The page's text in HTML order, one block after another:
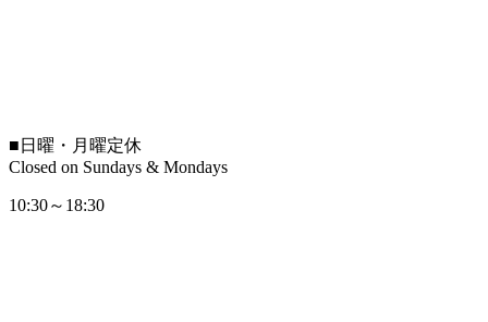
■ 日曜・月曜定休
Closed on Sundays & Mondays
10:30～18:30